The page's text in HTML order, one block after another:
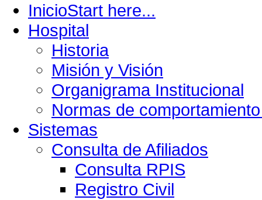
InicioStart here...
Hospital
Historia
Misión y Visión
Organigrama Institucional
Normas de
Sistemas
Consulta de Afiliados
Consulta RPIS
Registro Civil